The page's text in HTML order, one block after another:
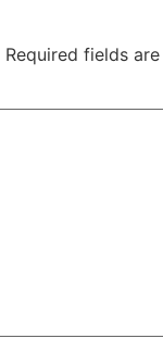
Required fields